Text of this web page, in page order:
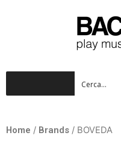
Home / Brands / BOVEDA